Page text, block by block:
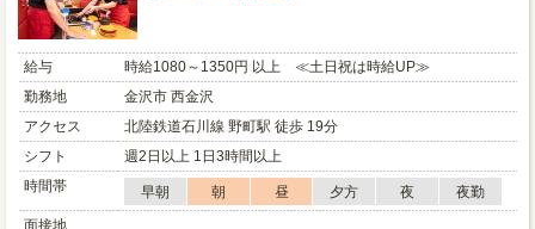
給与
時給1080～1350円 以上 ≪土日祝は時給UP≫
勤務地
金沢市 西金沢
アクセス
北陸鉄道石川線 野町駅 徒歩 19分
シフト
週2日以上 1日3時間以上
時間帯
早朝 朝 昼 夕方 夜
夜勤
面接地